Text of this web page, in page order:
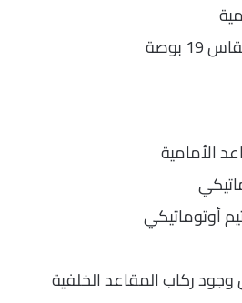
بوصة
الأمامية
أوتوماتيكي
وجود ركاب المقاعد الخلفية